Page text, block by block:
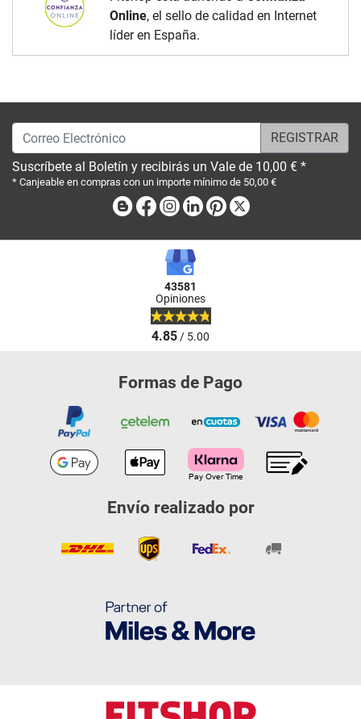
Online, el sello de calidad en Internet
líder en España.
Correo Electrónico
Suscríbete al Boletín y recibirás un Vale de 10,00 € *
* Canjeable en compras con un importe mínimo de 50,00 €
BlogFacebook
Instagram
LinkedinPinterest
43581
Opiniones
4.85/ 5.00
Formas de Pago
Envío realizado por